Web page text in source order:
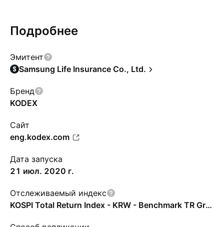
Подробнее
Эмитент
Samsung Life Insurance Co., Ltd.
Бренд
KODEX
Сайт
eng.kodex.com
Дата запуска
21 июл. 2020 г.
Отслеживаемый индекс
KOSPI Total Return Index - KRW - Benchmark TR Gross